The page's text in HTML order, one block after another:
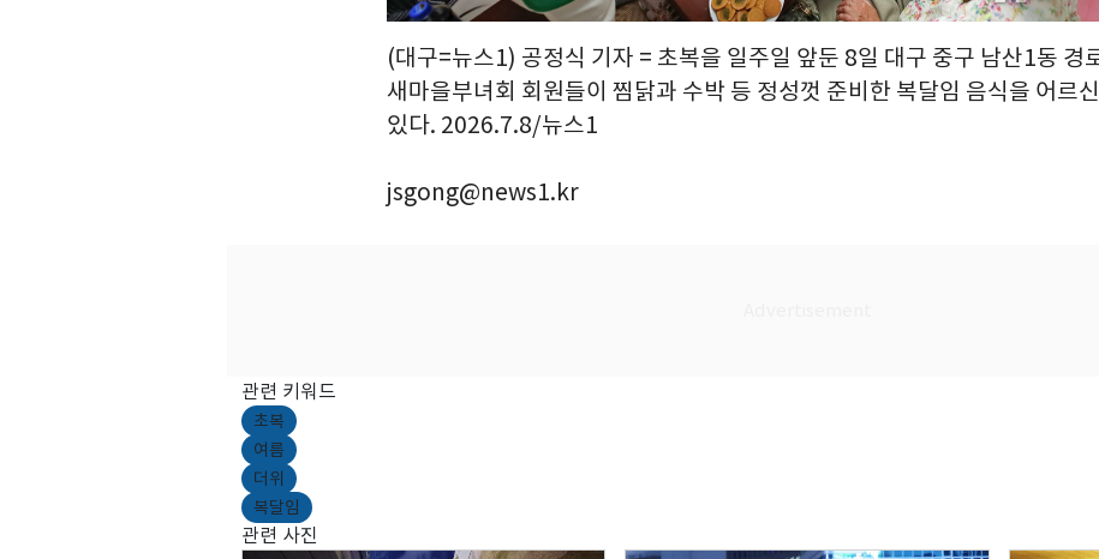
(대구=뉴스1) 공정식 기자 = 초복을 일주일 앞둔 8일 대구 중구 남산1동 경
새마을부녀회 회원들이 찜닭과 수박 등 정성껏 준비한 복달임 음식을 어르
있다. 2026.7.8/뉴스1
jsgong@news1.kr
관련 키워드
초복
여름
더위
복달임
관련 사진